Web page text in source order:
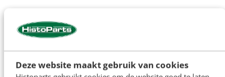
Deze website maakt gebruik van cookies
toegevoegd
Specificaties